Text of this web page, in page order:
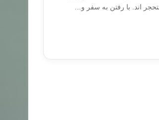
اند. با رفتن به سفر و…